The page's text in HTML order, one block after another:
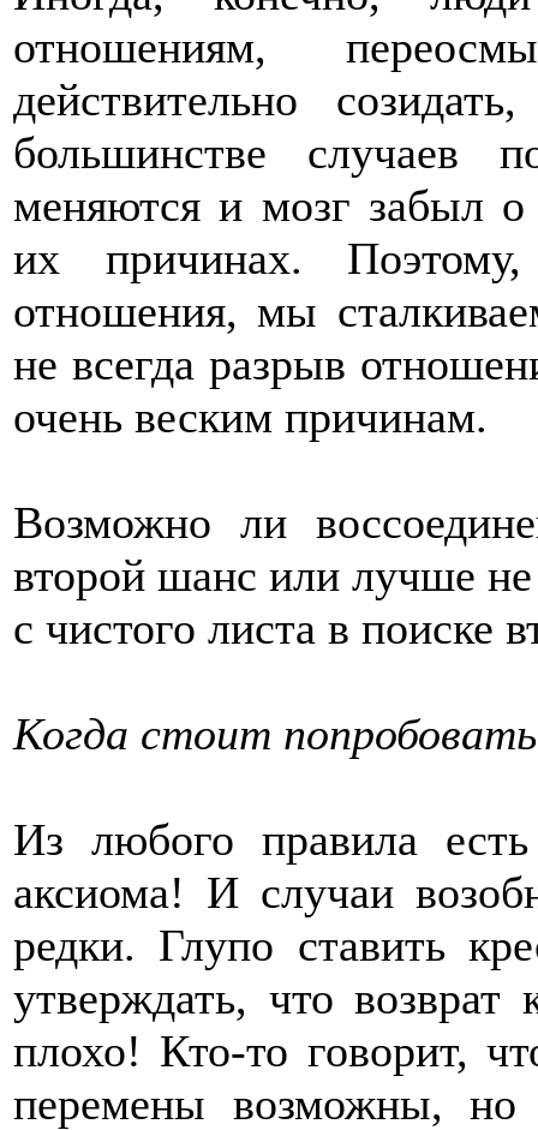
отношениям,
действительно
большинстве случаев
меняются и мозг забыл
их причинах.
отношения, мы
не всегда разрыв
очень веским причинам.
Возможно ли
второй шанс или лучше не
с чистого листа в поиске
Когда стоит
Из любого правила
аксиома! И случаи
редки. Глупо ставить
утверждать, что
плохо! Кто-то говорит,
перемены возможны, но